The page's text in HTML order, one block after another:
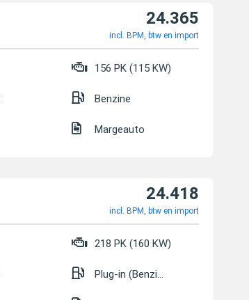
24.365
incl. BPM, btw en import
156 PK (115 KW)
Benzine
Margeauto
24.418
incl. BPM, btw en import
218 PK (160 KW)
Plug-in (Benzine/Elektrisch)